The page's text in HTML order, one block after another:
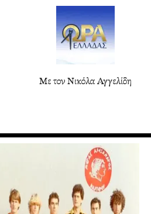
Με τον Νικόλα Αγγελίδη